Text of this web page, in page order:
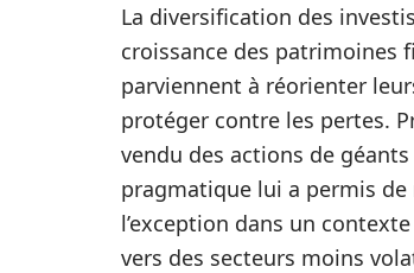
La diversification des
croissance des patrimoines
parviennent à réorienter
protéger contre les pertes.
vendu des actions de
pragmatique lui a permis
l’exception dans un
vers des secteurs moins